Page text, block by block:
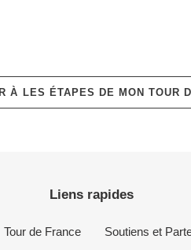
À LES ÉTAPES DE MON TOUR
Liens rapides
Tour de France Soutiens et